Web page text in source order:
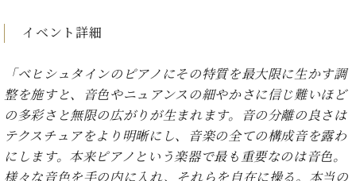
ン
ト
グ
ラ
ン
ド
ピ
レ
納
入
実
績
ー
ン
代
理
店
催
教室
ベ
ヒ
シ
ュ
タ
イ
ン
イベント詳細
「ベヒシュタインのピアノにその特質を最大限に生かす調
整を施すと、音色やニュアンスの細やかさに信じ難いほど
の多彩さと無限の広がりが生まれます。音の分離の良さは
テクスチュアをより明晰にし、音楽の全ての構成音を露わ
にします。本来ピアノという楽器で最も重要なのは音色。
様々な音色を手の内に入れ、それらを自在に操る。本当の